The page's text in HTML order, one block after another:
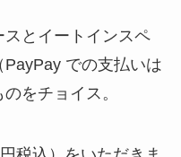
とイートインスペ
での支払いは
をチョイス。